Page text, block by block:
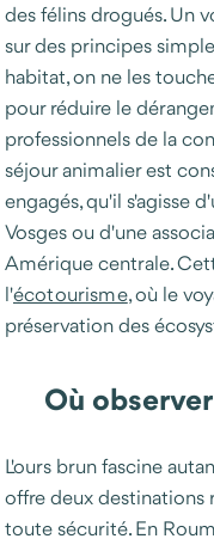
des félins drogués. Un
sur des principes
habitat, on ne les
pour réduire le
professionnels de la
séjour animalier est
engagés, qu'il s'agisse
Vosges ou d'une
Amérique centrale.
l'écotourisme, où le
préservation des
Où
L'ours brun fascine
offre deux destinations
toute sécurité. En